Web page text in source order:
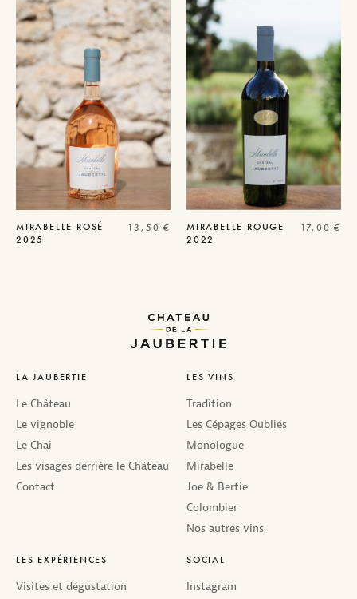
MIRABELLE ROSÉ
2025
13,50€ MIRABELLE ROUGE
2022
17,00€
LA JAUBERTIE
Le Château
Le vignoble
Le Chai
Les visages derrière le Château
Contact
LES VINS
Tradition
Les Cépages Oubliés
Monologue
Mirabelle
Joe & Bertie
Colombier
Nos autres vins
LES EXPÉRIENCES
Visites et dégustation
SOCIAL
Instagram